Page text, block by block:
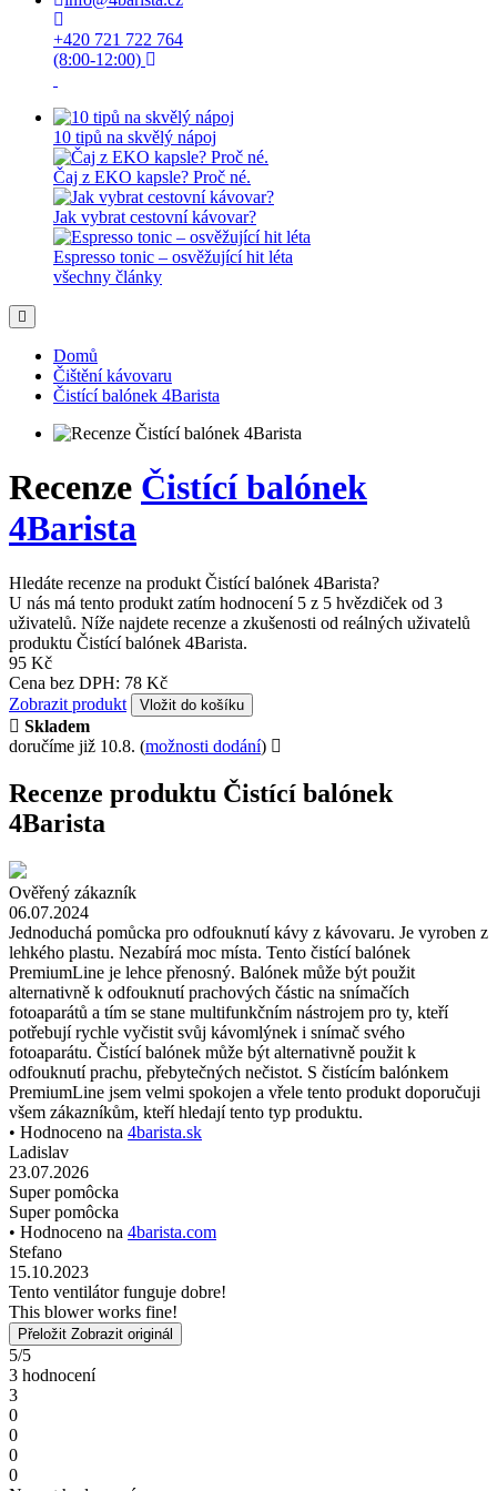
+420 721 722 764
(8:00-12:00)
10 tipů na skvělý nápoj
Čaj z EKO kapsle? Proč né.
Jak vybrat cestovní kávovar?
Espresso tonic – osvěžující hit léta
všechny články
Domů
Čištění kávovaru
Čistící balónek 4Barista
Recenze Čistící balónek
4Barista
Hledáte recenze na produkt Čistící balónek 4Barista?
U nás má tento produkt zatím hodnocení 5 z 5 hvězdiček od 3
uživatelů. Níže najdete recenze a zkušenosti od reálných uživatelů
produktu Čistící balónek 4Barista.
95 Kč
Cena bez DPH: 78 Kč
Zobrazit produkt
Vložit do košíku
Skladem
doručíme již 10.8. (možnosti dodání)
Recenze produktu Čistící balónek
4Barista
Ověřený zákazník
06.07.2024
Jednoduchá pomůcka pro odfouknutí kávy z kávovaru. Je vyroben z
lehkého plastu. Nezabírá moc místa. Tento čistící balónek
PremiumLine je lehce přenosný. Balónek může být použit
alternativně k odfouknutí prachových částic na snímačích
fotoaparátů a tím se stane multifunkčním nástrojem pro ty, kteří
potřebují rychle vyčistit svůj kávomlýnek i snímač svého
fotoaparátu. Čistící balónek může být alternativně použit k
odfouknutí prachu, přebytečných nečistot. S čistícím balónkem
PremiumLine jsem velmi spokojen a vřele tento produkt doporučuji
všem zákazníkům, kteří hledají tento typ produktu.
• Hodnoceno na 4barista.sk
Ladislav
23.07.2026
Super pomôcka
Super pomôcka
• Hodnoceno na 4barista.com
Stefano
15.10.2023
Tento ventilátor funguje dobre!
This blower works fine!
Přeložit Zobrazit originál
5/5
3 hodnocení
3
0
0
0
0